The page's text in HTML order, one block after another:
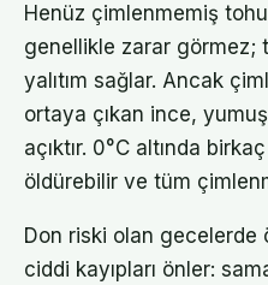
Henüz çimlenmemiş
genellikle zarar görmez;
yalıtım sağlar. Ancak
ortaya çıkan ince,
açıktır. 0°C altında
öldürebilir ve tüm
Don riski olan gecelerde
ciddi kayıpları önler: